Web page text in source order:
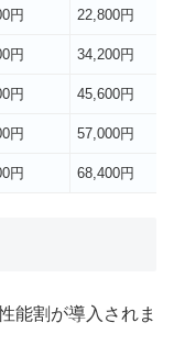
円 22,800円
円 34,200円
円 45,600円
円 57,000円
円 68,400円
能割が導入されま